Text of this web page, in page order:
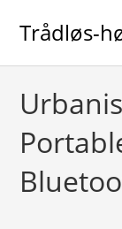
Trådløs-